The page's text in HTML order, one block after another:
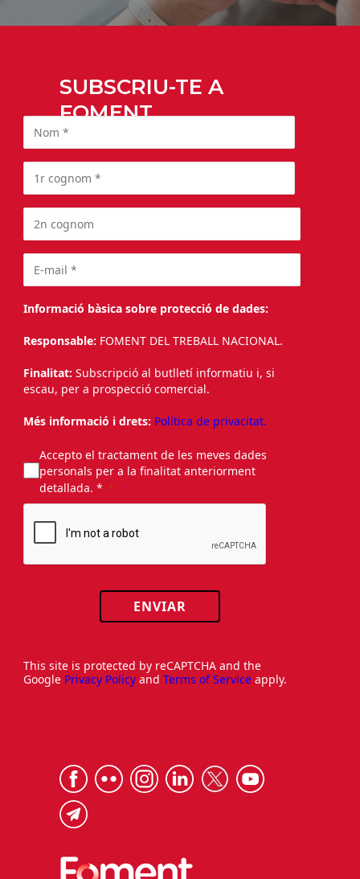
SUBSCRIU-TE A
FOMENT
Informació bàsica sobre protecció de dades:
Responsable: FOMENT DEL TREBALL NACIONAL.
Finalitat: Subscripció al butlletí informatiu i, si
escau, per a prospecció comercial.
Més informació i drets: Política de privacitat.
Accepto el tractament de les meves dades
personals per a la finalitat anteriorment
detallada. *
ENVIAR
This site is protected by reCAPTCHA and the
Google Privacy Policy and Terms of Service apply.